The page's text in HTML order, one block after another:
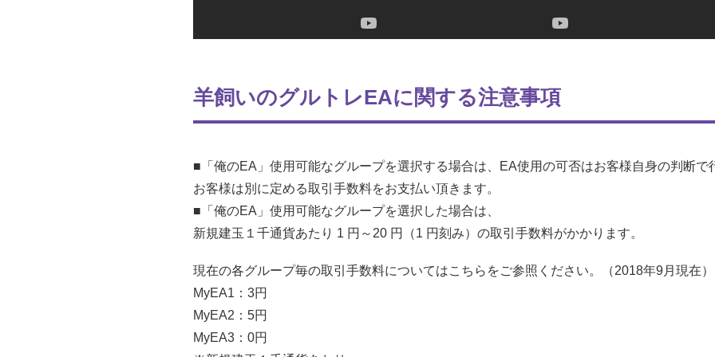
羊飼いのグルトレEAに関する注意事項
■「俺のEA」使用可能なグループを選択する場合は、EA使用の可否はお客様自身の判断で
お客様は別に定める取引手数料をお支払い頂きます。
■「俺のEA」使用可能なグループを選択した場合は、
新規建玉１千通貨あたり 1 円～20 円（1 円刻み）の取引手数料がかかります。
現在の各グループ毎の取引手数料についてはこちらをご参照ください。（2018年9月現在）
MyEA1：3円
MyEA2：5円
MyEA3：0円